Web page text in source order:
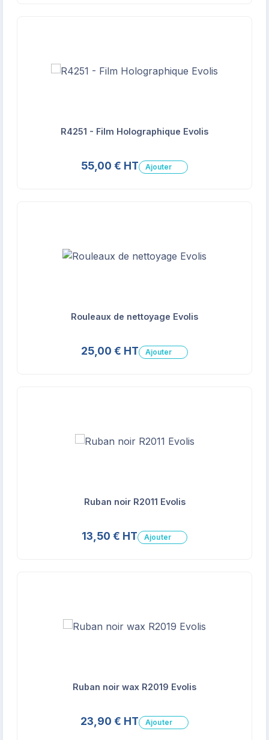
R4251 - Film Holographique Evolis
55,00 € HT Ajouter
Rouleaux de nettoyage Evolis
25,00 € HT Ajouter
Ruban noir R2011 Evolis
13,50 € HT Ajouter
Ruban noir wax R2019 Evolis
23,90 € HT Ajouter